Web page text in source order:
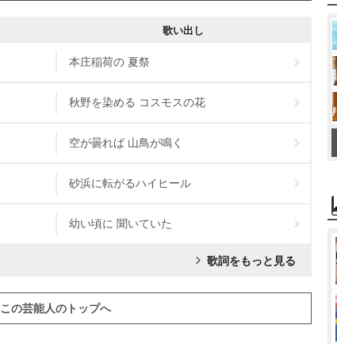
歌い出し
本庄稲荷の 夏祭
秋野を染める コスモスの花
空が曇れば 山鳥が鳴く
砂浜に転がるハイヒール
幼い頃に 聞いていた
歌詞をもっと見る
この芸能人のトップへ